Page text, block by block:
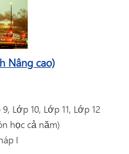
Nâng cao)
Lớp 10, Lớp 11, Lớp 12
học cả năm)
I